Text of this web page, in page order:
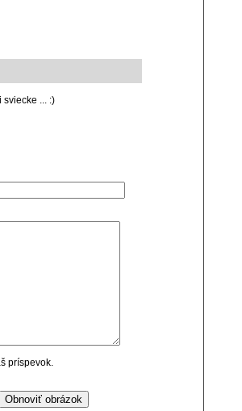
sviecke ... :)
príspevok.